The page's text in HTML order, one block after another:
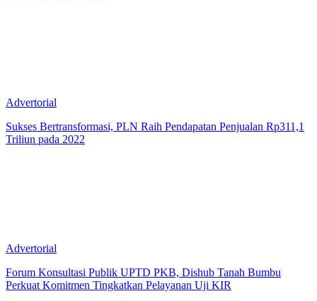
Advertorial
Sukses Bertransformasi, PLN Raih Pendapatan Penjualan Rp311,1
Triliun pada 2022
Advertorial
Forum Konsultasi Publik UPTD PKB, Dishub Tanah Bumbu
Perkuat Komitmen Tingkatkan Pelayanan Uji KIR